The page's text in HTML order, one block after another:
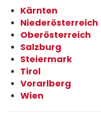
Kärnten
Niederösterreich
Oberösterreich
Salzburg
Steiermark
Tirol
Vorarlberg
Wien